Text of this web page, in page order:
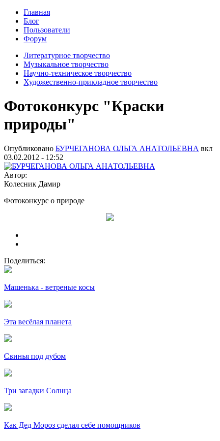
Главная
Блог
Пользователи
Форум
Литературное творчество
Музыкальное творчество
Научно-техническое творчество
Художественно-прикладное творчество
Фотоконкурс "Краски
природы"
Опубликовано БУРЧЕГАНОВА ОЛЬГА АНАТОЛЬЕВНА вкл
03.02.2012 - 12:52
Автор:
Колесник Дамир
Фотоконкурс о природе
Поделиться:
Машенька - ветреные косы
Эта весёлая планета
Свинья под дубом
Три загадки Солнца
Как Дед Мороз сделал себе помощников